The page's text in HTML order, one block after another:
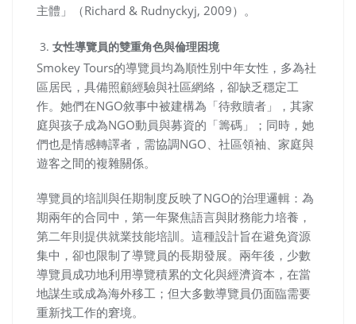
主體」（Richard & Rudnyckyj, 2009）。
女性導覽員的雙重角色與倫理困境
Smokey Tours的導覽員均為順性別中年女性，多為社
區居民，具備照顧經驗與社區網絡，卻缺乏穩定工
作。她們在NGO敘事中被建構為「待救贖者」，其家
庭與孩子成為NGO動員與募資的「籌碼」；同時，她
們也是情感轉譯者，需協調NGO、社區領袖、家庭與
遊客之間的複雜關係。
導覽員的培訓與任期制度反映了NGO的治理邏輯：為
期兩年的合同中，第一年聚焦語言與財務能力培養，
第二年則提供就業技能培訓。這種設計旨在避免資源
集中，卻也限制了導覽員的長期發展。兩年後，少數
導覽員成功地利用導覽積累的文化與經濟資本，在當
地謀生或成為海外移工；但大多數導覽員仍面臨需要
重新找工作的窘境。